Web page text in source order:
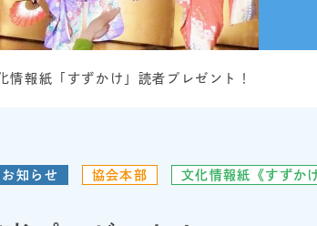
情報紙「すずかけ」読者プレゼント！
お知らせ 協会本部 文化情報紙《すずか